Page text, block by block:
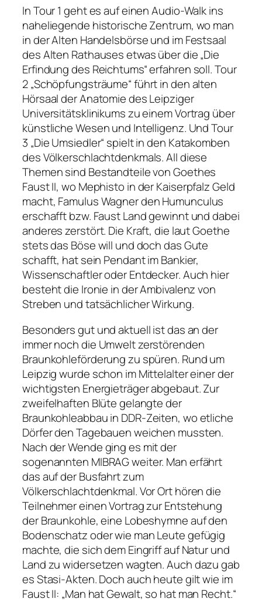
In Tour 1 geht es auf einen Audio-Walk ins
naheliegende historische Zentrum, wo man
in der Alten Handelsbörse und im Festsaal
des Alten Rathauses etwas über die „Die
Erfindung des Reichtums“ erfahren soll. Tour
2 „Schöpfungsträume“ führt in den alten
Hörsaal der Anatomie des Leipziger
Universitätsklinikums zu einem Vortrag über
künstliche Wesen und Intelligenz. Und Tour
3 „Die Umsiedler“ spielt in den Katakomben
des Völkerschlachtdenkmals. All diese
Themen sind Bestandteile von Goethes
Faust II, wo Mephisto in der Kaiserpfalz Geld
macht, Famulus Wagner den Humunculus
erschafft bzw. Faust Land gewinnt und dabei
anderes zerstört. Die Kraft, die laut Goethe
stets das Böse will und doch das Gute
schafft, hat sein Pendant im Bankier,
Wissenschaftler oder Entdecker. Auch hier
besteht die Ironie in der Ambivalenz von
Streben und tatsächlicher Wirkung.
Besonders gut und aktuell ist das an der
immer noch die Umwelt zerstörenden
Braunkohleförderung zu spüren. Rund um
Leipzig wurde schon im Mittelalter einer der
wichtigsten Energieträger abgebaut. Zur
zweifelhaften Blüte gelangte der
Braunkohleabbau in DDR-Zeiten, wo etliche
Dörfer den Tagebauen weichen mussten.
Nach der Wende ging es mit der
sogenannten MIBRAG weiter. Man erfährt
das auf der Busfahrt zum
Völkerschlachtdenkmal. Vor Ort hören die
Teilnehmer einen Vortrag zur Entstehung
der Braunkohle, eine Lobeshymne auf den
Bodenschatz oder wie man Leute gefügig
machte, die sich dem Eingriff auf Natur und
Land zu widersetzen wagten. Auch dazu gab
es Stasi-Akten. Doch auch heute gilt wie im
Faust II: „Man hat Gewalt, so hat man Recht.“